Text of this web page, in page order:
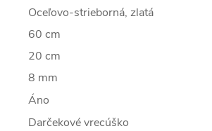
Oceľovo-strieborná, zlatá
60 cm
20 cm
8 mm
Áno
Darčekové vrecúško